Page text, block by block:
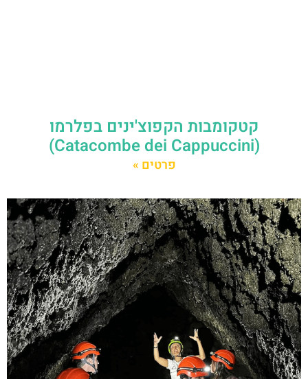
קטקומבות הקפוצ'ינים בפלרמו
(Catacombe dei Cappuccini)
פרטים »